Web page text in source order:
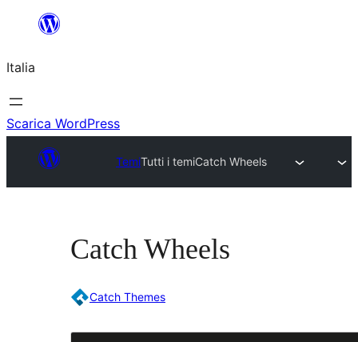
contenuto
Italia
Scarica WordPress
TemiTutti i temiCatch Wheels
Catch Wheels
Catch Themes